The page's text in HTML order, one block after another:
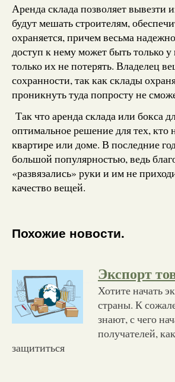
Аренда склада позволяет вывезти
будут мешать строителям,
охраняется, причем весьма
доступ к нему может быть только у
только их не потерять. Владелец
сохранности, так как склады
проникнуть туда попросту не
Так что аренда склада или бокса
оптимальное решение для тех, кто
квартире или доме. В последние
большой популярностью, ведь
«развязались» руки и им не
качество вещей.
Похожие новости.
Экспорт
Хотите начать
страны. К
знают, с чего
получателей,
защититься